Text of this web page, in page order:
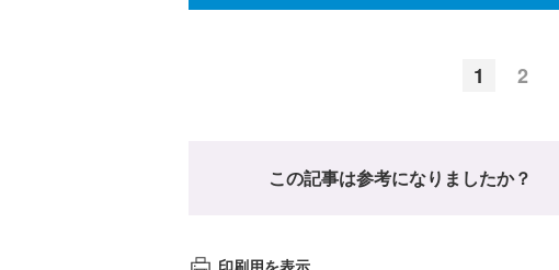
1 2
この記事は参考になりましたか？
印刷用を表示